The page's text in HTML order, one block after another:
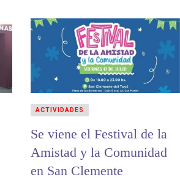
Se viene el Festival de la
Amistad y la Comunidad
en San Clemente
ACTIVIDADES